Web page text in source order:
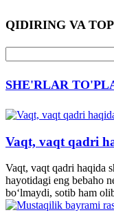
QIDIRING VA
SHE'RLAR
Vaqt, vaqt qadri
Vaqt, vaqt qadri haqida
hayotidagi eng bebaho
bo‘lmaydi, sotib ham